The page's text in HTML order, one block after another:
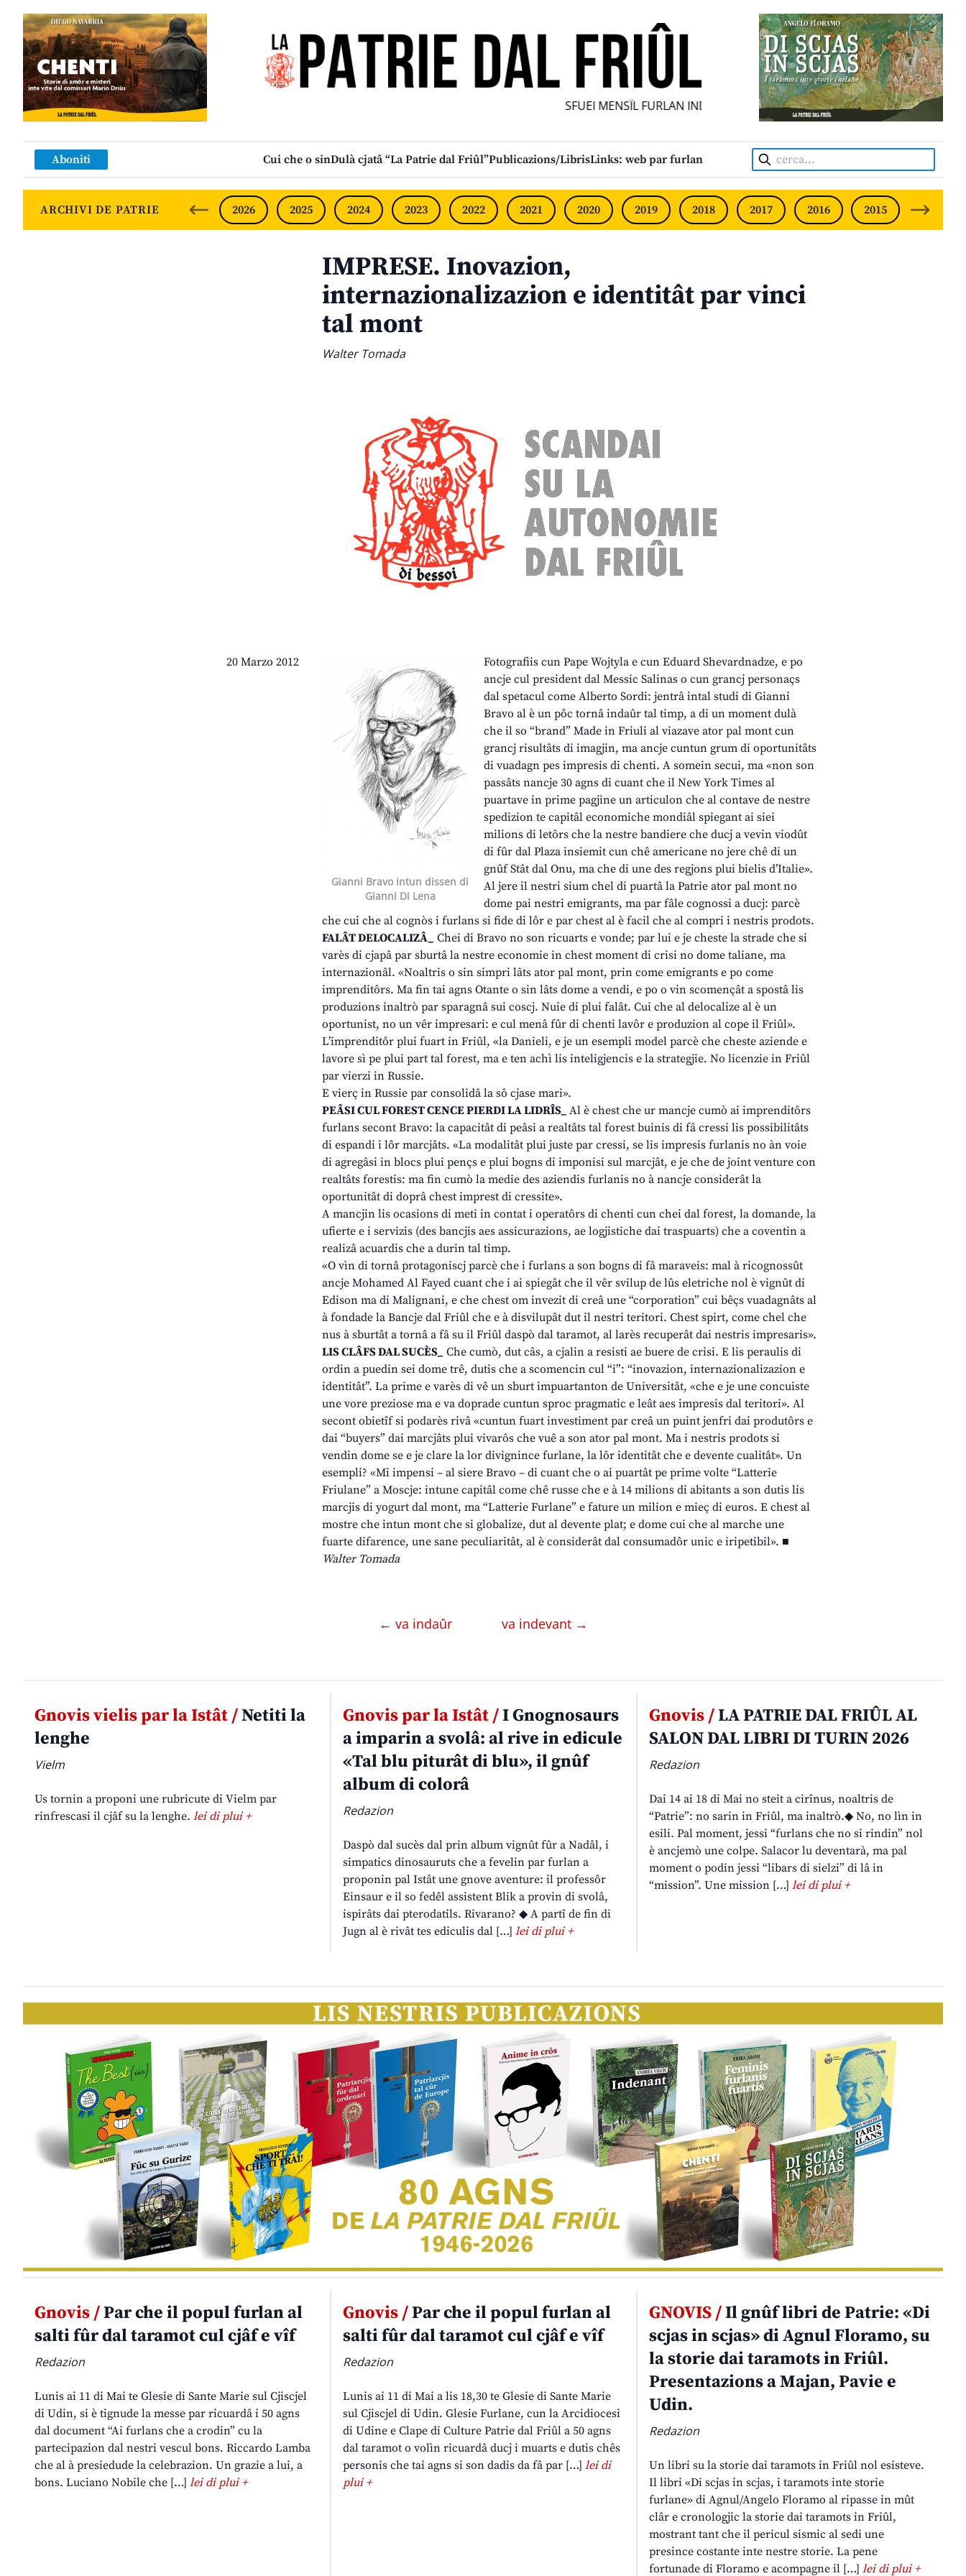
SFUEI MENSÎL FURLAN INDIPENDENT • INDEPENDENT FRIULIAN MONTHLY •
Aboniti Cui che o sinDulà cjatâ “La Patrie dal Friûl”Publicazions/LibrisLinks: web par furlan Cerca:
ARCHIVI DE PATRIE 2026 2025 2024 2023 2022 2021 2020 2019 2018 2017 2016 2015 2014
IMPRESE. Inovazion,
internazionalizazion e identitât par vinci
tal mont
Walter Tomada
20 Marzo 2012
Gianni Bravo intun dissen di
Gianni Di Lena
Fotografiis cun Pape Wojtyla e cun Eduard Shevardnadze, e po
ancje cul president dal Messic Salinas o cun grancj personaçs
dal spetacul come Alberto Sordi: jentrâ intal studi di Gianni
Bravo al è un pôc tornâ indaûr tal timp, a di un moment dulà
che il so “brand” Made in Friuli al viazave ator pal mont cun
grancj risultâts di imagjin, ma ancje cuntun grum di oportunitâts
di vuadagn pes impresis di chenti. A somein secui, ma «non son
passâts nancje 30 agns di cuant che il New York Times al
puartave in prime pagjine un articulon che al contave de nestre
spedizion te capitâl economiche mondiâl spiegant ai siei
milions di letôrs che la nestre bandiere che ducj a vevin viodût
di fûr dal Plaza insiemit cun chê americane no jere chê di un
gnûf Stât dal Onu, ma che di une des regjons plui bielis d’Italie».
Al jere il nestri sium chel di puartâ la Patrie ator pal mont no
dome pai nestri emigrants, ma par fâle cognossi a ducj: parcè
che cui che al cognòs i furlans si fide di lôr e par chest al è facil che al compri i nestris prodots.
FALÂT DELOCALIZÂ_ Chei di Bravo no son ricuarts e vonde; par lui e je cheste la strade che si
varès di cjapâ par sburtâ la nestre economie in chest moment di crisi no dome taliane, ma
internazionâl. «Noaltris o sin simpri lâts ator pal mont, prin come emigrants e po come
imprenditôrs. Ma fin tai agns Otante o sin lâts dome a vendi, e po o vin scomençât a spostâ lis
produzions inaltrò par sparagnâ sui coscj. Nuie di plui falât. Cui che al delocalize al è un
oportunist, no un vêr impresari: e cul menâ fûr di chenti lavôr e produzion al cope il Friûl».
L’imprenditôr plui fuart in Friûl, «la Danieli, e je un esempli model parcè che cheste aziende e
lavore sì pe plui part tal forest, ma e ten achì lis inteligjencis e la strategjie. No licenzie in Friûl
par vierzi in Russie.
E vierç in Russie par consolidâ la sô cjase mari».
PEÂSI CUL FOREST CENCE PIERDI LA LIDRÎS_ Al è chest che ur mancje cumò ai imprenditôrs
furlans secont Bravo: la capacitât di peâsi a realtâts tal forest buinis di fâ cressi lis possibilitâts
di espandi i lôr marcjâts. «La modalitât plui juste par cressi, se lis impresis furlanis no àn voie
di agregâsi in blocs plui pençs e plui bogns di imponisi sul marcjât, e je che de joint venture con
realtâts forestis: ma fin cumò la medie des aziendis furlanis no à nancje considerât la
oportunitât di doprâ chest imprest di cressite».
A mancjin lis ocasions di meti in contat i operatôrs di chenti cun chei dal forest, la domande, la
ufierte e i servizis (des bancjis aes assicurazions, ae logjistiche dai traspuarts) che a coventin a
realizâ acuardis che a durin tal timp.
«O vìn di tornâ protagoniscj parcè che i furlans a son bogns di fâ maraveis: mal à ricognossût
ancje Mohamed Al Fayed cuant che i ai spiegât che il vêr svilup de lûs eletriche nol è vignût di
Edison ma di Malignani, e che chest om invezit di creâ une “corporation” cui bêçs vuadagnâts al
à fondade la Bancje dal Friûl che e à disvilupât dut il nestri teritori. Chest spirt, come chel che
nus à sburtât a tornâ a fâ su il Friûl daspò dal taramot, al larès recuperât dai nestris impresaris».
LIS CLÂFS DAL SUCÈS_ Che cumò, dut câs, a cjalin a resisti ae buere de crisi. E lis peraulis di
ordin a puedin sei dome trê, dutis che a scomencin cul “i”: “inovazion, internazionalizazion e
identitât”. La prime e varès di vê un sburt impuartanton de Universitât, «che e je une concuiste
une vore preziose ma e va doprade cuntun sproc pragmatic e leât aes impresis dal teritori». Al
secont obietîf si podarès rivâ «cuntun fuart investiment par creâ un puint jenfri dai produtôrs e
dai “buyers” dai marcjâts plui vivarôs che vuê a son ator pal mont. Ma i nestris prodots si
vendin dome se e je clare la lor divignince furlane, la lôr identitât che e devente cualitât». Un
esempli? «Mi impensi – al siere Bravo – di cuant che o ai puartât pe prime volte “Latterie
Friulane” a Moscje: intune capitâl come chê russe che e à 14 milions di abitants a son dutis lis
marcjis di yogurt dal mont, ma “Latterie Furlane” e fature un milion e mieç di euros. E chest al
mostre che intun mont che si globalize, dut al devente plat; e dome cui che al marche une
fuarte difarence, une sane peculiaritât, al è considerât dal consumadôr unic e iripetibil». ■
Walter Tomada
← va indaûr va indevant →
Gnovis vielis par la Istât /Netiti la
lenghe
Vielm
Us tornin a proponi une rubricute di Vielm par
rinfrescasi il cjâf su la lenghe. lei di plui +
Gnovis par la Istât /I Gnognosaurs
a imparin a svolâ: al rive in edicule
«Tal blu piturât di blu», il gnûf
album di colorâ
Redazion
Daspò dal sucès dal prin album vignût fûr a Nadâl, i
simpatics dinosauruts che a fevelin par furlan a
proponin pal Istât une gnove aventure: il professôr
Einsaur e il so fedêl assistent Blik a provin di svolâ,
ispirâts dai pterodatils. Rivarano? ◆ A partî de fin di
Jugn al è rivât tes ediculis dal […] lei di plui +
Gnovis /LA PATRIE DAL FRIÛL AL
SALON DAL LIBRI DI TURIN 2026
Redazion
Dai 14 ai 18 di Mai no steit a cirînus, noaltris de
“Patrie”: no sarin in Friûl, ma inaltrò.◆ No, no lìn in
esili. Pal moment, jessi “furlans che no si rindin” nol
è ancjemò une colpe. Salacor lu deventarà, ma pal
moment o podin jessi “libars di sielzi” di lâ in
“mission”. Une mission […]lei di plui +
Gnovis /Par che il popul furlan al
salti fûr dal taramot cul cjâf e vîf
Redazion
Lunis ai 11 di Mai te Glesie di Sante Marie sul Cjiscjel
di Udin, si è tignude la messe par ricuardâ i 50 agns
dal document “Ai furlans che a crodin” cu la
partecipazion dal nestri vescul bons. Riccardo Lamba
che al à presiedude la celebrazion. Un grazie a lui, a
bons. Luciano Nobile che […] lei di plui +
Gnovis /Par che il popul furlan al
salti fûr dal taramot cul cjâf e vîf
Redazion
Lunis ai 11 di Mai a lis 18,30 te Glesie di Sante Marie
sul Cjiscjel di Udin. Glesie Furlane, cun la Arcidiocesi
di Udine e Clape di Culture Patrie dal Friûl a 50 agns
dal taramot o volìn ricuardâ ducj i muarts e dutis chês
personis che tai agns si son dadis da fâ par […] lei di
plui +
GNOVIS /Il gnûf libri de Patrie: «Di
scjas in scjas» di Agnul Floramo, su
la storie dai taramots in Friûl.
Presentazions a Majan, Pavie e
Udin.
Redazion
Un libri su la storie dai taramots in Friûl nol esisteve.
Il libri «Di scjas in scjas, i taramots inte storie
furlane» di Agnul/Angelo Floramo al ripasse in mût
clâr e cronologjic la storie dai taramots in Friûl,
mostrant tant che il pericul sismic al sedi une
presince costante inte nestre storie. La pene
fortunade di Floramo e acompagne il […]lei di plui +